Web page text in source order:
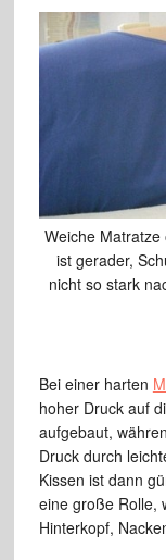
Weiche
ist gerader,
nicht so stark
Bei einer harten
hoher Druck auf
aufgebaut,
Druck durch
Kissen ist dann
eine große Rolle,
Hinterkopf,